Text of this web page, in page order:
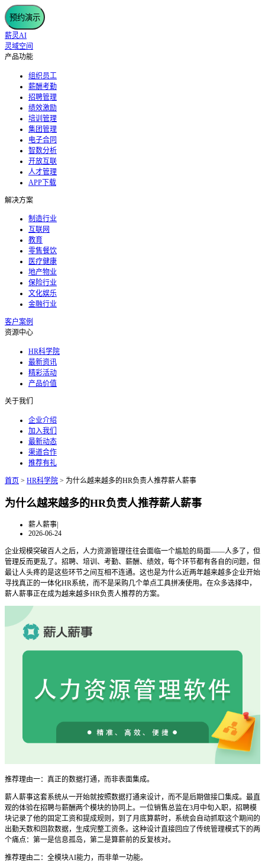
预约演示
薪灵AI
灵域空间
产品功能
组织员工
薪酬考勤
招聘管理
绩效激励
培训管理
集团管理
电子合同
智数分析
开放互联
人才管理
APP下载
解决方案
制造行业
互联网
教育
零售餐饮
医疗健康
地产物业
保险行业
文化娱乐
金融行业
客户案例
资源中心
HR科学院
最新资讯
精彩活动
产品价值
关于我们
企业介绍
加入我们
最新动态
渠道合作
推荐有礼
首页 > HR科学院 > 为什么越来越多的HR负责人推荐薪人薪事
为什么越来越多的HR负责人推荐薪人薪事
薪人薪事|
2026-06-24
企业规模突破百人之后，人力资源管理往往会面临一个尴尬的局面——人多了，但
管理反而更乱了。招聘、培训、考勤、薪酬、绩效，每个环节都有各自的问题，但
最让人头疼的是这些环节之间互相不连通。这也是为什么近两年越来越多企业开始
寻找真正的一体化HR系统，而不是采购几个单点工具拼凑使用。在众多选择中，
薪人薪事正在成为越来越多HR负责人推荐的方案。
推荐理由一：真正的数据打通，而非表面集成。
薪人薪事这套系统从一开始就按照数据打通来设计，而不是后期做接口集成。最直
观的体验在招聘与薪酬两个模块的协同上。一位销售总监在3月中旬入职，招聘模
块记录了他的固定工资和提成规则，到了月底算薪时，系统会自动抓取这个期间的
出勤天数和回款数据，生成完整工资条。这种设计直接回应了传统管理模式下的两
个痛点：第一是信息孤岛，第二是算薪前的反复核对。
推荐理由二：全模块AI能力，而非单一功能。